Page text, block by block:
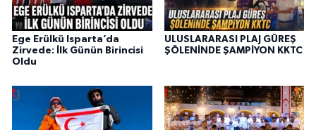
Ege Erülkü Isparta’da
Zirvede: İlk Günün Birincisi
Oldu
ULUSLARARASI PLAJ GÜREŞ
ŞÖLENİNDE ŞAMPİYON KKTC